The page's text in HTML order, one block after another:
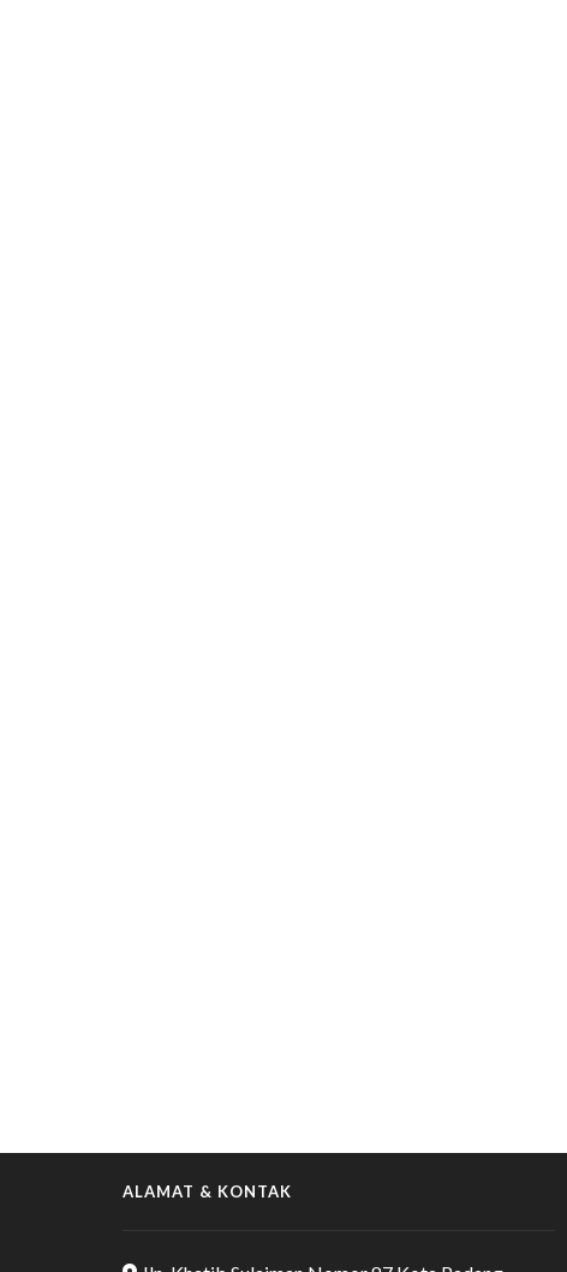
ALAMAT & KONTAK